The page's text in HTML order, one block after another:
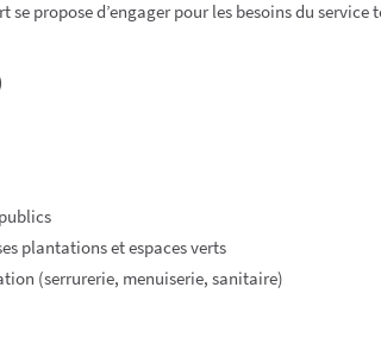
se propose d’engager pour les besoins du
plantations et espaces verts
(serrurerie, menuiserie, sanitaire)